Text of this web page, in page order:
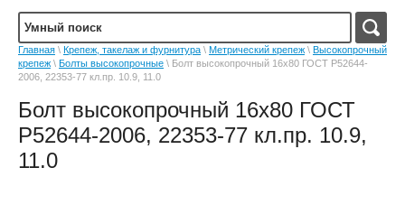
Главная \ Крепеж, такелаж и фурнитура \ Метрический крепеж \ Высокопрочный
крепеж \ Болты высокопрочные \ Болт высокопрочный 16х80 ГОСТ Р52644-
2006, 22353-77 кл.пр. 10.9, 11.0
Болт высокопрочный 16х80 ГОСТ
Р52644-2006, 22353-77 кл.пр. 10.9,
11.0